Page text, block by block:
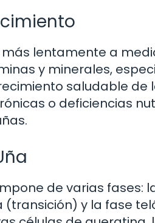
lentamente a
y minerales,
saludable de
o deficiencias
de varias fases:
y la fase